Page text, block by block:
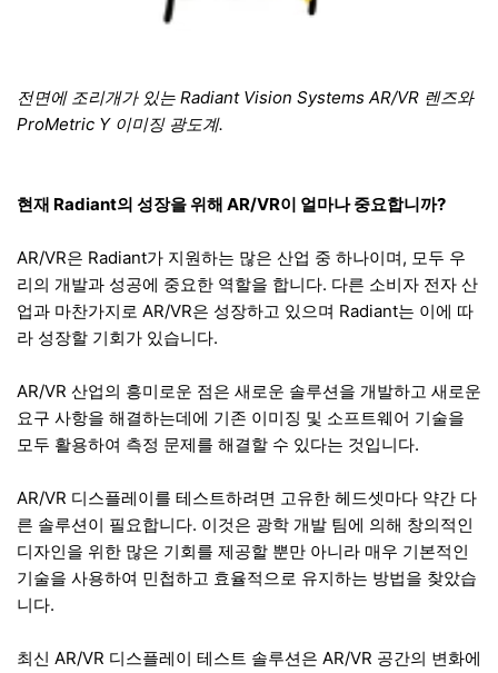
전면에 조리개가 있는 Radiant Vision Systems AR/VR 렌즈와
ProMetric Y 이미징 광도계.
현재 Radiant의 성장을 위해 AR/VR이 얼마나 중요합니까?
AR/VR은 Radiant가 지원하는 많은 산업 중 하나이며, 모두 우
리의 개발과 성공에 중요한 역할을 합니다. 다른 소비자 전자 산
업과 마찬가지로 AR/VR은 성장하고 있으며 Radiant는 이에 따
라 성장할 기회가 있습니다.
AR/VR 산업의 흥미로운 점은 새로운 솔루션을 개발하고 새로운
요구 사항을 해결하는데에 기존 이미징 및 소프트웨어 기술을
모두 활용하여 측정 문제를 해결할 수 있다는 것입니다.
AR/VR 디스플레이를 테스트하려면 고유한 헤드셋마다 약간 다
른 솔루션이 필요합니다. 이것은 광학 개발 팀에 의해 창의적인
디자인을 위한 많은 기회를 제공할 뿐만 아니라 매우 기본적인
기술을 사용하여 민첩하고 효율적으로 유지하는 방법을 찾았습
니다.
최신 AR/VR 디스플레이 테스트 솔루션은 AR/VR 공간의 변화에